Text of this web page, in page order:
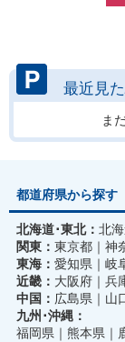
最近見
ま
都道府県から探す
北海道･東北： 北
関東： 東京都 神
東海： 愛知県
岐
近畿： 大阪府 兵
中国： 広島県
山
九州･沖縄：
福岡県
熊本県